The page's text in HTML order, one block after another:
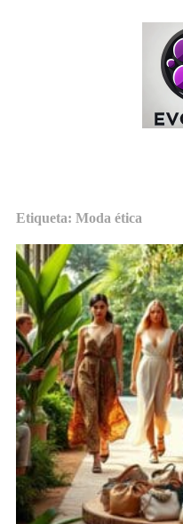
Etiqueta: Moda ética